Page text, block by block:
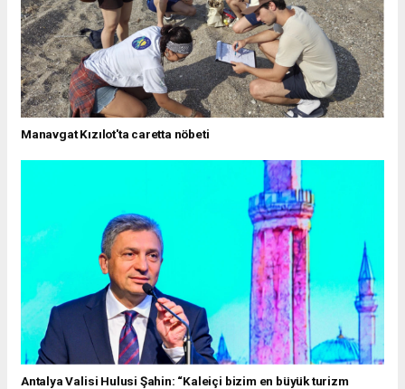
Manavgat Kızılot'ta caretta nöbeti
Antalya Valisi Hulusi Şahin: “Kaleiçi bizim en büyük turizm